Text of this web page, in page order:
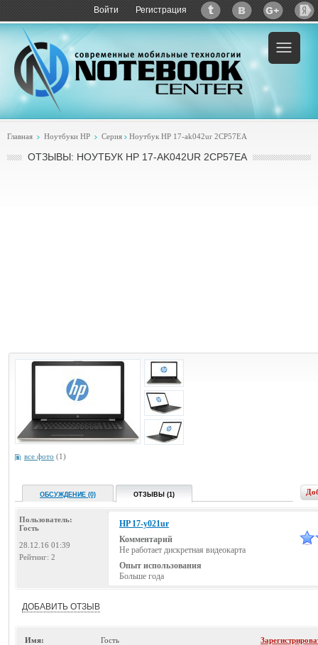
Войти Регистрация
Главная Ноутбуки HP Серия Ноутбук HP 17-ak042ur 2CP57EA
ОТЗЫВЫ: НОУТБУК HP 17-AK042UR 2CP57EA
все фото (1)
ОБСУЖДЕНИЕ (0) ОТЗЫВЫ (1)
Пользователь:
Гость
28.12.16 01:39
Рейтинг: 2
HP 17-y021ur
Комментарий
Не работает дискретная видеокарта
Опыт использования
Больше года
ДОБАВИТЬ ОТЗЫВ
Имя: Гость